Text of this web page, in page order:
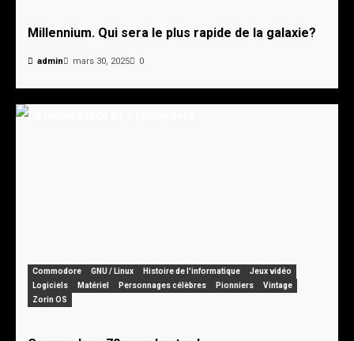
Millennium. Qui sera le plus rapide de la galaxie?
admin mars 30, 2025 0
Commodore GNU / Linux Histoire de l'informatique
Jeux vidéo
Logiciels
Matériel Personnages célèbres Pionniers
Vintage
Zorin OS